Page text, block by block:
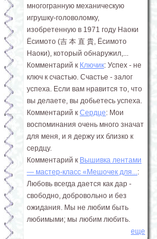
многогранную механическую
игрушку-головоломку,
изобретенную в 1971 году Наоки
Ёсимото (吉 本 直 貴, Ёсимото
Наоки), который обнаружил,...
Комментарий к Ключик: Успех - не
ключ к счастью. Счастье - залог
успеха. Если вам нравится то, что
вы делаете, вы добьетесь успеха.
Комментарий к Сердце: Мои
воспоминания очень много значат
для меня, и я держу их близко к
сердцу.
Комментарий к Вышивка лентами
― мастер-класс «Мешочек для...:
Любовь всегда дается как дар -
свободно, добровольно и без
ожидания. Мы не любим быть
любимыми; мы любим любить.
еще